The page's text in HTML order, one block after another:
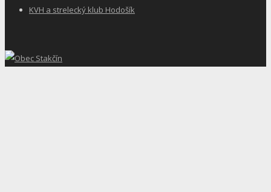
KVH a strelecký klub Hodošík